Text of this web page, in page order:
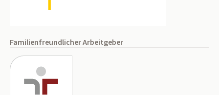
Familienfreundlicher Arbeitgeber